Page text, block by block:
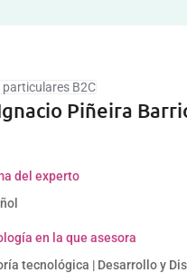
B2C
Piñeira
del experto
en la que asesora
tecnológica | Desarrollo y